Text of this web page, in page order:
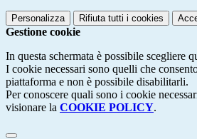
Personalizza Rifiuta tutti i cookies
Gestione cookie
In questa schermata è possibile scegliere
I cookie necessari sono quelli che
piattaforma e non è possibile disabilitarli.
Per conoscere quali sono i cookie
visionare la COOKIE POLICY.